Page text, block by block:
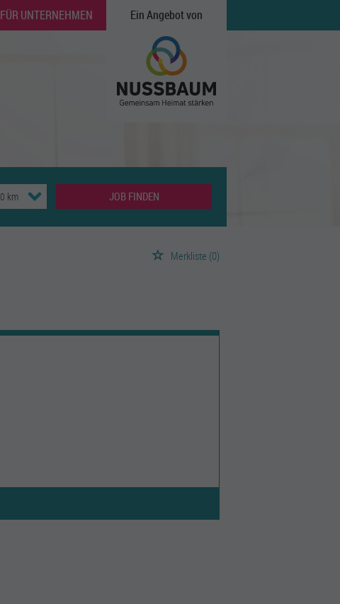
FÜR UNTERNEHMEN Ein Angebot von
JOB FINDEN
Merkliste (0)